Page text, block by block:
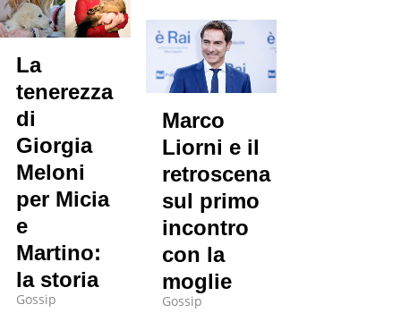
La
tenerezza
di
Giorgia
Meloni
per Micia
e
Martino:
la storia
Gossip
Marco
Liorni e il
retroscena
sul primo
incontro
con la
moglie
Gossip